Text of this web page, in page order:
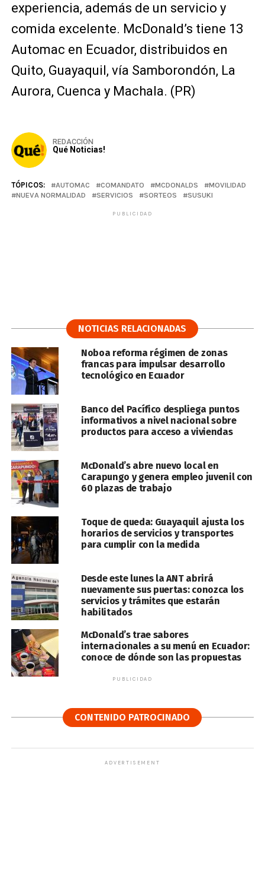
experiencia, además de un servicio y
comida excelente. McDonald’s tiene 13
Automac en Ecuador, distribuidos en
Quito, Guayaquil, vía Samborondón, La
Aurora, Cuenca y Machala. (PR)
REDACCIÓN
Qué Noticias!
TÓPICOS: AUTOMAC COMANDATO MCDONALDS
MOVILIDAD
NUEVA NORMALIDAD
SERVICIOS SORTEOS SUSUKI
PUBLICIDAD
NOTICIAS RELACIONADAS
Noboa reforma régimen de zonas
francas para impulsar desarrollo
tecnológico en Ecuador
Banco del Pacífico despliega puntos
informativos a nivel nacional sobre
productos para acceso a viviendas
McDonald’s abre nuevo local en
Carapungo y genera empleo juvenil con
60 plazas de trabajo
Toque de queda: Guayaquil ajusta los
horarios de servicios y transportes
para cumplir con la medida
Desde este lunes la ANT abrirá
nuevamente sus puertas: conozca los
servicios y trámites que estarán
habilitados
McDonald’s trae sabores
internacionales a su menú en Ecuador:
conoce de dónde son las propuestas
PUBLICIDAD
CONTENIDO PATROCINADO
ADVERTISEMENT